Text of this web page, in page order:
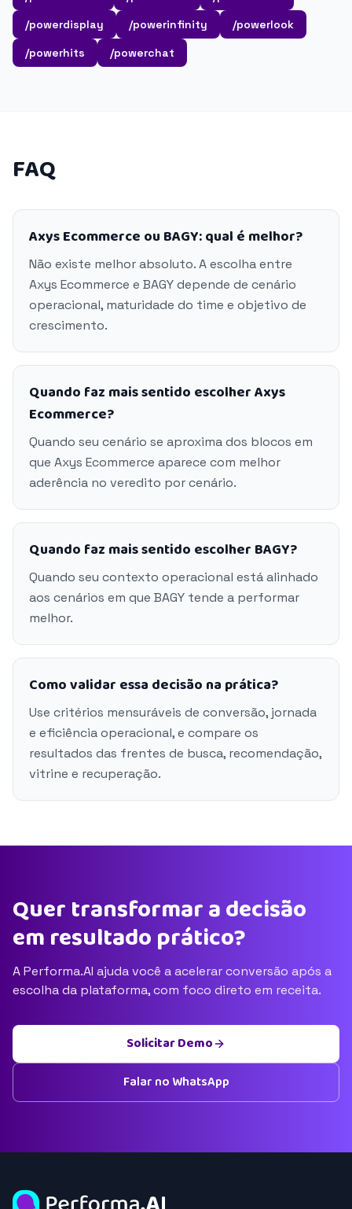
/powerdisplay
/powerinfinity
/powerlook
/powerhits
/powerchat
FAQ
Axys Ecommerce ou BAGY: qual é melhor?
Não existe melhor absoluto. A escolha entre
Axys Ecommerce e BAGY depende de cenário
operacional, maturidade do time e objetivo de
crescimento.
Quando faz mais sentido escolher Axys
Ecommerce?
Quando seu cenário se aproxima dos blocos em
que Axys Ecommerce aparece com melhor
aderência no veredito por cenário.
Quando faz mais sentido escolher BAGY?
Quando seu contexto operacional está alinhado
aos cenários em que BAGY tende a performar
melhor.
Como validar essa decisão na prática?
Use critérios mensuráveis de conversão, jornada
e eficiência operacional, e compare os
resultados das frentes de busca, recomendação,
vitrine e recuperação.
Quer transformar a decisão
em resultado prático?
A Performa.AI ajuda você a acelerar conversão após a
escolha da plataforma, com foco direto em receita.
Solicitar Demo
Falar no WhatsApp